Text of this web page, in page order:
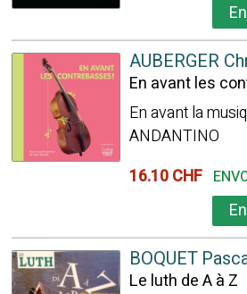
AUBERGER
En avant les
En avant la
ANDANTINO
16.10 CHF
BOQUET
Le luth de A à Z